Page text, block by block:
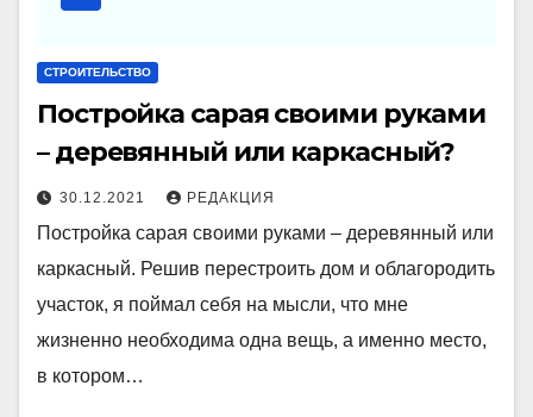
СТРОИТЕЛЬСТВО
Постройка сарая своими руками
– деревянный или каркасный?
30.12.2021 РЕДАКЦИЯ
Постройка сарая своими руками – деревянный или
каркасный. Решив перестроить дом и облагородить
участок, я поймал себя на мысли, что мне
жизненно необходима одна вещь, а именно место,
в котором…